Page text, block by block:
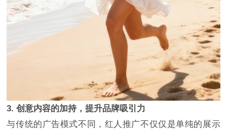
3. 创意内容的加持，提升品牌吸引力
与传统的广告模式不同，红人推广不仅仅是单纯的展示